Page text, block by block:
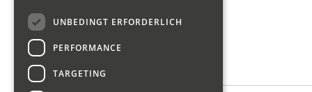
SIU Förderung KMU
Wer wir sind
UNBEDINGT ERFORDERLICH
PERFORMANCE
TARGETING